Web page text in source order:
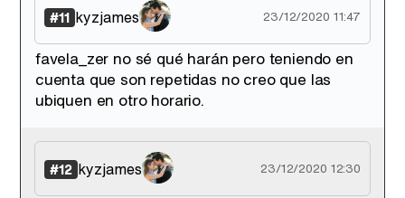
#11 kyzjames 23/12/2020 11:47
favela_zer no sé qué harán pero teniendo en
cuenta que son repetidas no creo que las
ubiquen en otro horario.
#12 kyzjames 23/12/2020 12:30